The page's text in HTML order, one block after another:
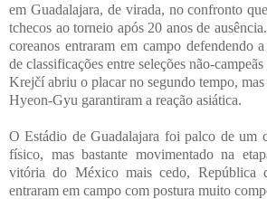
em Guadalajara, de virada, no confronto
tchecos ao torneio após 20 anos de
coreanos entraram em campo defendendo
de classificações entre seleções não-
Krejčí abriu o placar no segundo tempo,
Hyeon-Gyu garantiram a reação asiática.
O Estádio de Guadalajara foi palco de um
físico, mas bastante movimentado na
vitória do México mais cedo, República
entraram em campo com postura muito